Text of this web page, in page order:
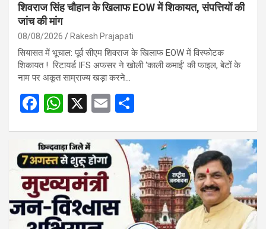
शिवराज सिंह चौहान के खिलाफ EOW में शिकायत, संपत्तियों की
जांच की मांग
08/08/2026 Rakesh Prajapati
सियासत में भूचाल: पूर्व सीएम शिवराज के खिलाफ EOW में विस्फोटक
शिकायत ! रिटायर्ड IFS अफसर ने खोली ‘काली कमाई’ की फाइल, बेटों के
नाम पर अकूत साम्राज्य खड़ा करने…
F
ce
b
o
o
k
W
at
s
A
p
p
X
E
ail ar
e